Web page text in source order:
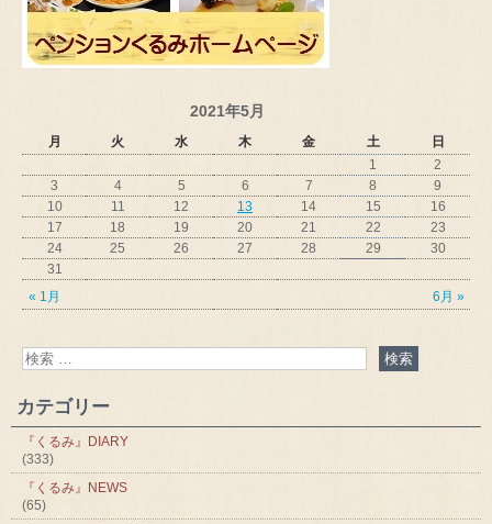
2021年5月
月 火 水 木 金 土 日
« 1月 6月 »
1
2
3
4 5 6 7 8
9
10
11 12 13 14 15
16
17
18 19 20 21 22
23
24
25 26 27 28 29
30
31
カテゴリー
『くるみ』DIARY
(333)
『くるみ』NEWS
(65)